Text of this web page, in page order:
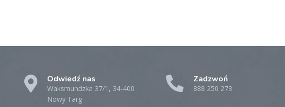
Odwiedź nas
Waksmundzka 37/1, 34-400
Nowy Targ
Zadzwoń
888 250 273